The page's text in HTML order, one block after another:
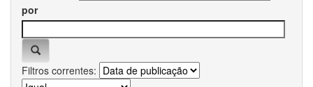
por
Filtros correntes: